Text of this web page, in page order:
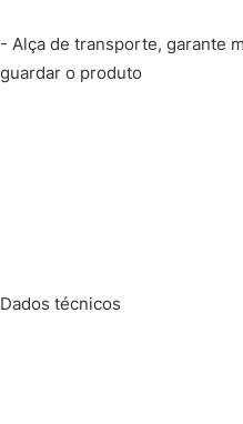
- Alça de transporte, garante
guardar o produto
Dados técnicos